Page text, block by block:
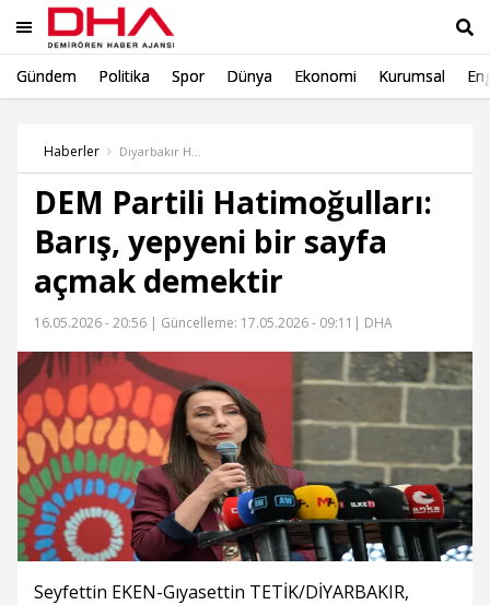
Gündem Politika Spor Dünya Ekonomi Kurumsal
Haberler
DEM Partili Hatimoğulları:
Barış, yepyeni bir sayfa
açmak demektir
16.05.2026 - 20:56 | Güncelleme: 17.05.2026 - 09:11 | DHA
Seyfettin EKEN-Gıyasettin TETİK/DİYARBAKIR,